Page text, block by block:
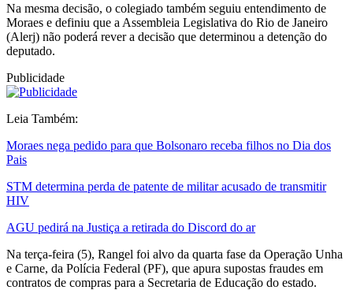
Na mesma decisão, o colegiado também seguiu entendimento de
Moraes e definiu que a Assembleia Legislativa do Rio de Janeiro
(Alerj) não poderá rever a decisão que determinou a detenção do
deputado.
Publicidade
Leia Também:
Moraes nega pedido para que Bolsonaro receba filhos no Dia dos
Pais
STM determina perda de patente de militar acusado de transmitir
HIV
AGU pedirá na Justiça a retirada do Discord do ar
Na terça-feira (5), Rangel foi alvo da quarta fase da Operação Unha
e Carne, da Polícia Federal (PF), que apura supostas fraudes em
contratos de compras para a Secretaria de Educação do estado.